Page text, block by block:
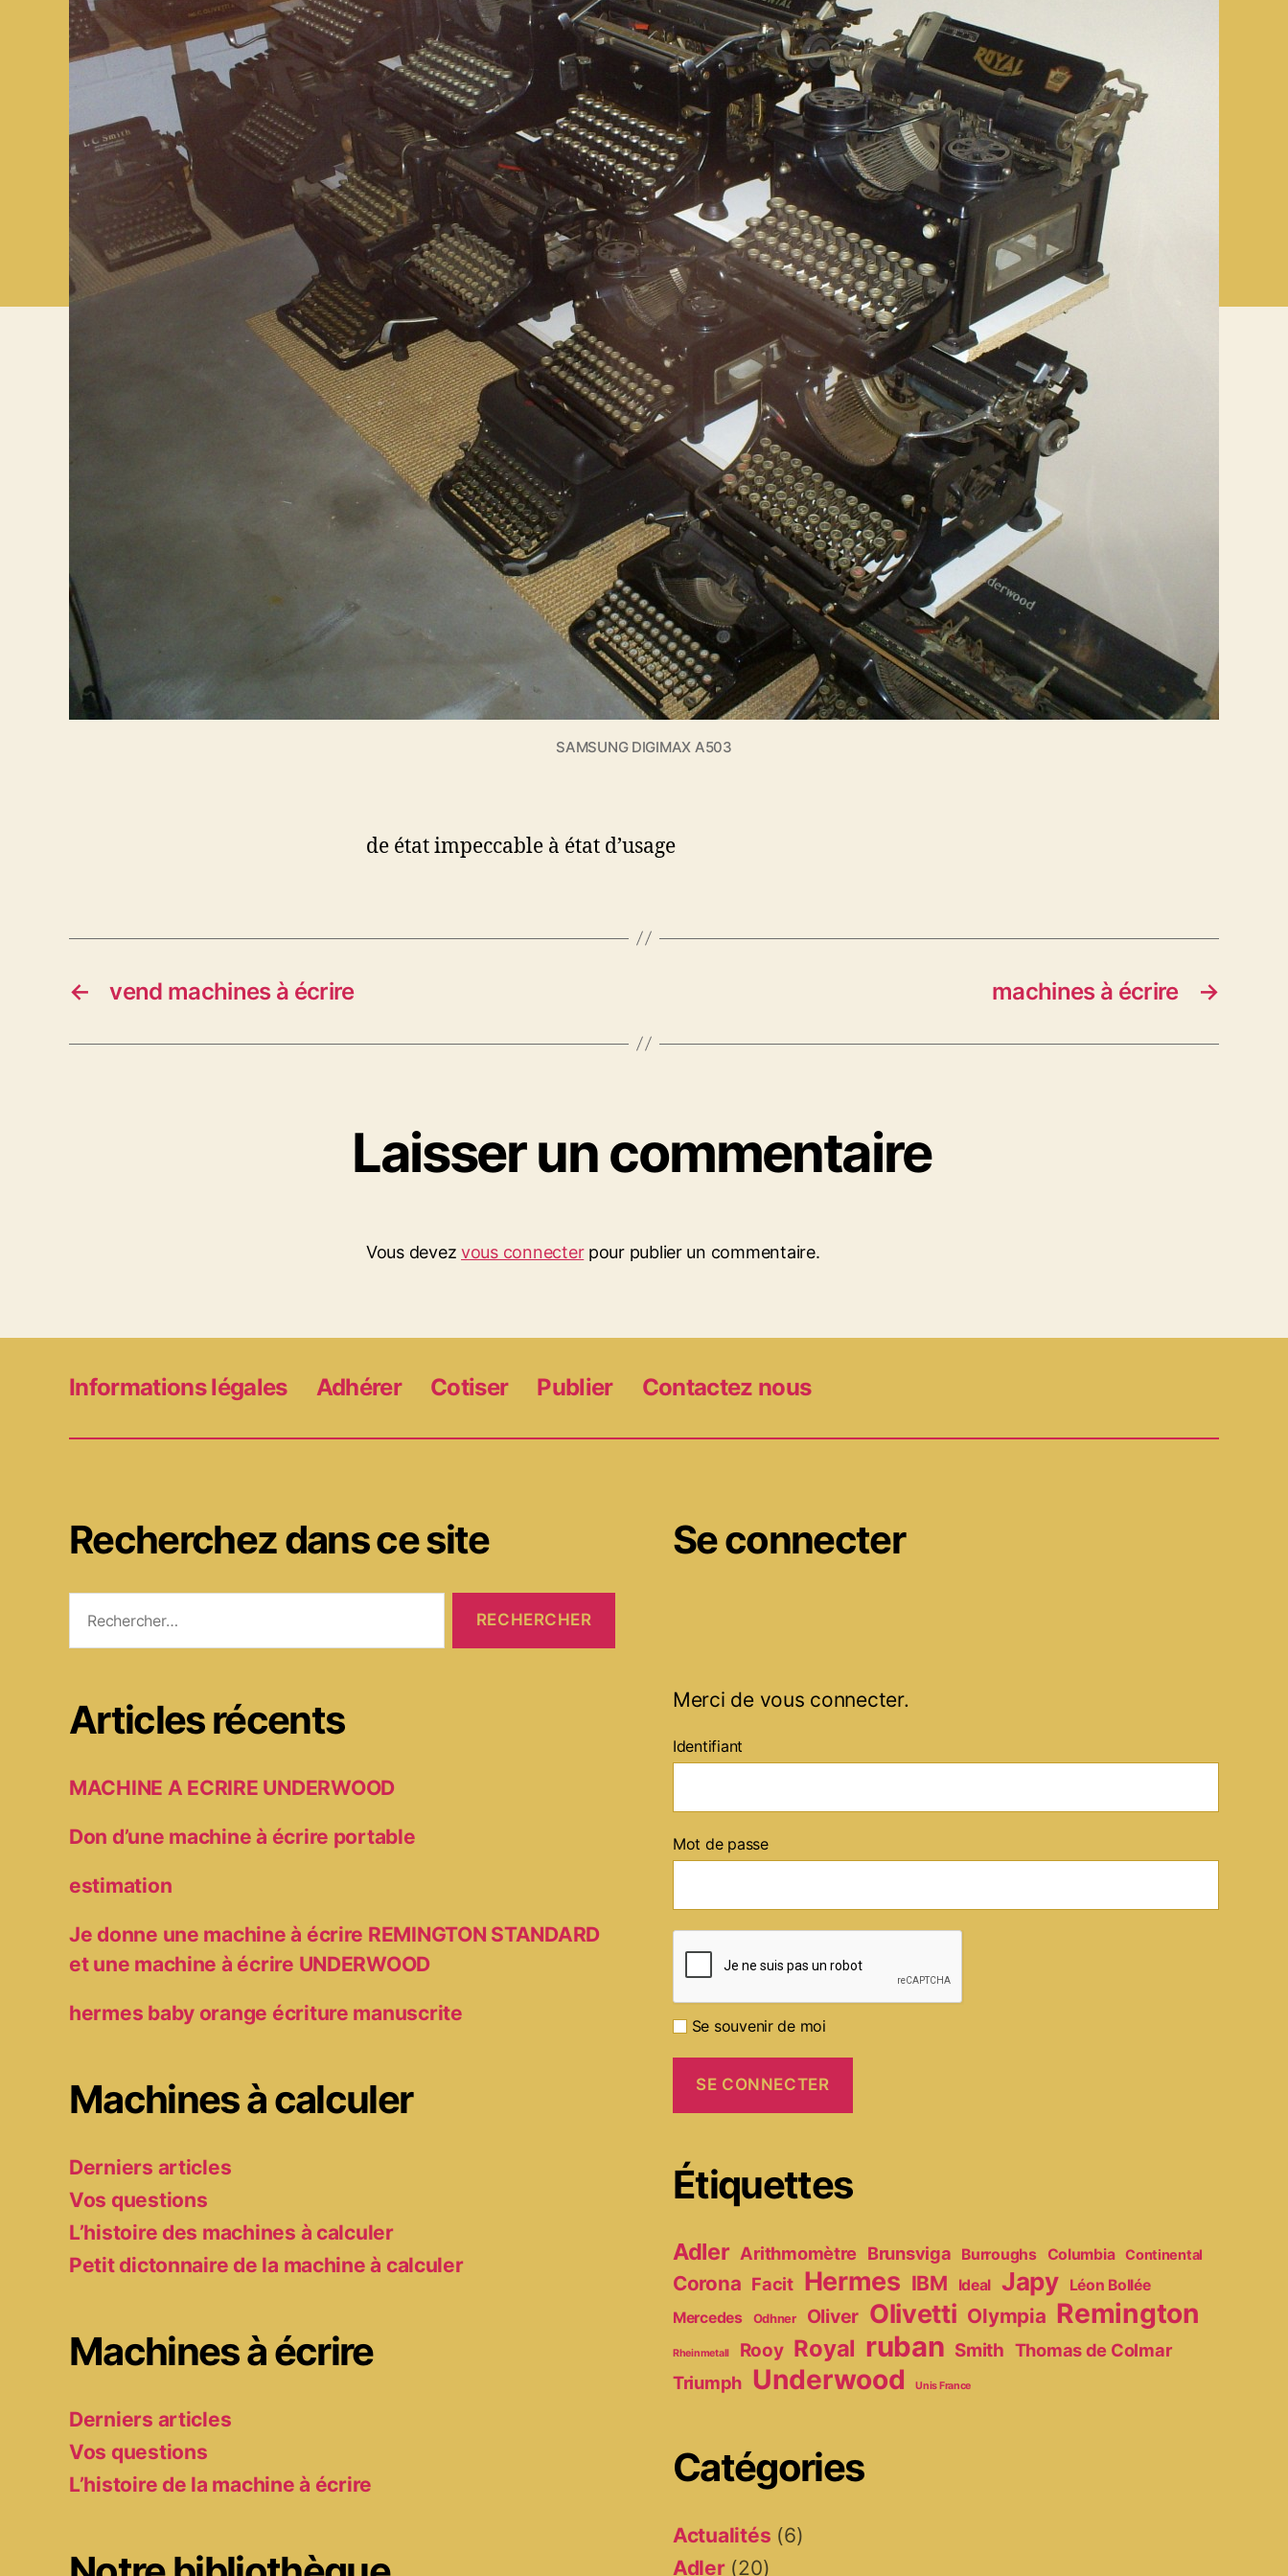
SAMSUNG DIGIMAX A503
de état impeccable à état d’usage
← vend machines à écrire →
machines à écrire
Laisser un commentaire
Vous devezvous connecterpour publier un commentaire.
Informations légales Adhérer Cotiser Publier Contactez nous
Recherchez dans ce site
Articles récents
MACHINE A ECRIRE UNDERWOOD
Don d’une machine à écrire portable
estimation
Je donne une machine à écrire REMINGTON STANDARD
et une machine à écrire UNDERWOOD
hermes baby orange écriture manuscrite
Machines à calculer
Derniers articles
Vos questions
L’histoire des machines à calculer
Petit dictonnaire de la machine à calculer
Machines à écrire
Derniers articles
Vos questions
L’histoire de la machine à écrire
Se connecter
Merci de vous connecter.
Identifiant
Mot de passe
Se souvenir de moi
Étiquettes
Adler Arithmomètre Brunsviga Burroughs Columbia Continental
Corona Facit Hermes IBM Ideal Japy
Léon Bollée
Mercedes
Odhner Oliver Olivetti Olympia Remington
Rheinmetall Rooy Royal ruban Smith Thomas de Colmar
Triumph Underwood Unis France
Catégories
Actualités (6)
Adler(20)